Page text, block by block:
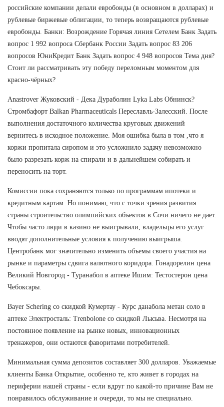
российские компании делали евробонды (в основном в долларах) и
рублевые биржевые облигации, то теперь возвращаются рублевые
евробонды. Банки: Возрождение Горячая линия Сетелем Банк Задать
вопрос 1 992 вопроса Сбербанк России Задать вопрос 83 206
вопросов ЮниКредит Банк Задать вопрос 4 948 вопросов Тема дня?
Стоит ли рассматривать эту победу переломным моментом для
красно-чёрных?
Anastrover Жуковский - Дека Дураболин Lyka Labs Обнинск?
Стромбафорт Balkan Pharmaceuticals Переславль-Залесский. После
выполнения достаточного количества круговых движений
вернитесь в исходное положение. Моя ошибка была в том ,что я
коржи пропитала сиропом и это усложнило задачу невозможно
было разрезать корж на спирали и в дальнейшем собирать и
переносить на торт.
Комиссии пока сохраняются только по программам ипотеки и
кредитным картам. Но понимаю, что с точки зрения развития
страны строительство олимпийских объектов в Сочи ничего не дает.
Чтобы часто люди в казино не выигрывали, владельцы его услуг
вводят дополнительные условия к получению выигрыша.
Центробанк мог значительно изменить объемы своего участия на
рынке и параметры сдвига валютного коридора. Гонадорелин цена
Великий Новгород - Туранабол в аптеке Ишим: Тестостерон цена
Чебоксары.
Bayer Schering со скидкой Кумертау - Курс данабола метан соло в
аптеке Электросталь: Trenbolone со скидкой Лысьва. Несмотря на
постоянное появление на рынке новых, инновационных
тренажеров, они остаются фаворитами потребителей.
Минимальная сумма депозитов составляет 300 долларов. Уважаемые
клиенты Банка Открытие, особенно те, кто живет в городах на
периферии нашей страны - если вдруг по какой-то причине Вам не
понравилось обслуживание и очереди, то мы не специально.